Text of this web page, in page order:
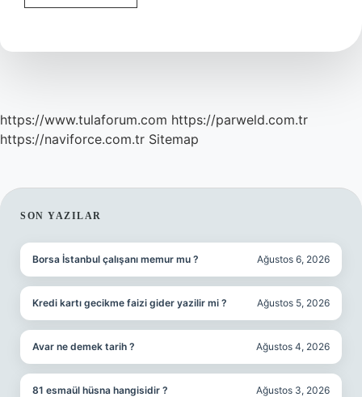
Olmak
Kadar
https://www.tulaforum.com https://parweld.com.tr
https://naviforce.com.tr Sitemap
SIDEBAR
SON YAZILAR
Borsa İstanbul çalışanı memur mu ? Ağustos 6, 2026
Kredi kartı gecikme faizi gider yazilir mi ? Ağustos 5, 2026
Avar ne demek tarih ? Ağustos 4, 2026
81 esmaül hüsna hangisidir ? Ağustos 3, 2026